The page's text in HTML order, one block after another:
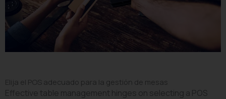
Elija el POS adecuado para la gestión de mesas
Effective table management hinges on selecting a POS